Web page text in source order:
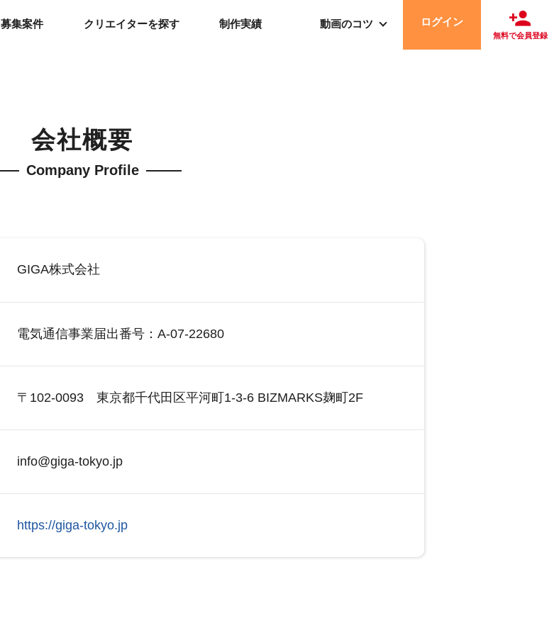
募集案件 クリエイターを探す 制作実績 動画のコツ ログイン
無料で会員登録
会社概要
Company Profile
GIGA株式会社
電気通信事業届出番号：A-07-22680
〒102-0093 東京都千代田区平河町1-3-6 BIZMARKS麹町2F
info@giga-tokyo.jp
https://giga-tokyo.jp